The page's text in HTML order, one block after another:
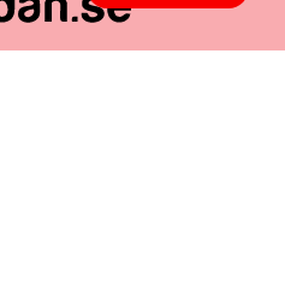
största utbud av snus –